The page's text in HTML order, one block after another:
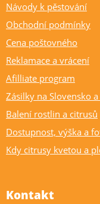
Návody k pěstování
Obchodní podmínky
Cena poštovného
Reklamace a vrácení
Afilliate program
Zásilky na Slovensko a
Balení rostlin a citrusů
Dostupnost, výška a
Kdy citrusy kvetou a
Kontakt